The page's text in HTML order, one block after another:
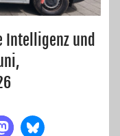
Intelligenz und